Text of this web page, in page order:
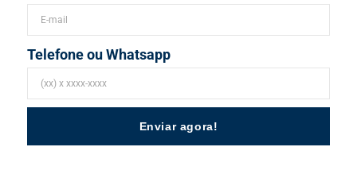
Telefone ou Whatsapp
Enviar agora!